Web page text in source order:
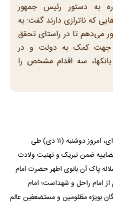
به دستور رئیس جمهور
که ناترازی دارند گفت: به
می‌دهم تا در راستای تحقق
جهت کمک به دولت و در
سه اقدام مشخص را
حجت‌الاسلام و‌المسلمین محسنی اژه‌ای، امروز دوشنبه (۱۱ دی) طی
ضمن تبریک و تهنیت ولادت
پاک آن بانوی اطهر حضرت امام
از امام راحل و شهداست؛ امام
بویژه مظلومین و مستضعفین عالم